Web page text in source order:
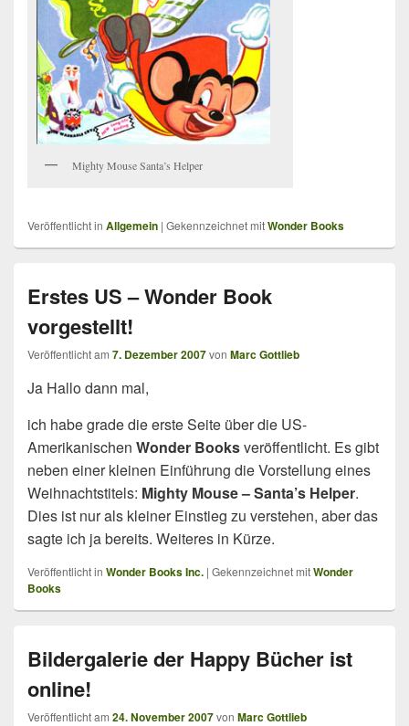
Mighty Mouse Santa’s Helper
Veröffentlicht in Allgemein | Gekennzeichnet mitWonder Books
Erstes US – Wonder Book
vorgestellt!
Veröffentlicht am 7. Dezember 2007von Marc Gottlieb
Ja Hallo dann mal,
ich habe grade die erste Seite über die US-
Amerikanischen Wonder Booksveröffentlicht. Es gibt
neben einer kleinen Einführung die Vorstellung eines
Weihnachtstitels: Mighty Mouse – Santa’s Helper.
Dies ist nur als kleiner Einstieg zu verstehen, aber das
sagte ich ja bereits. Weiteres in Kürze.
Veröffentlicht in Wonder Books Inc. | Gekennzeichnet mitWonder
Books
Bildergalerie der Happy Bücher ist
online!
Veröffentlicht am 24. November 2007von Marc Gottlieb